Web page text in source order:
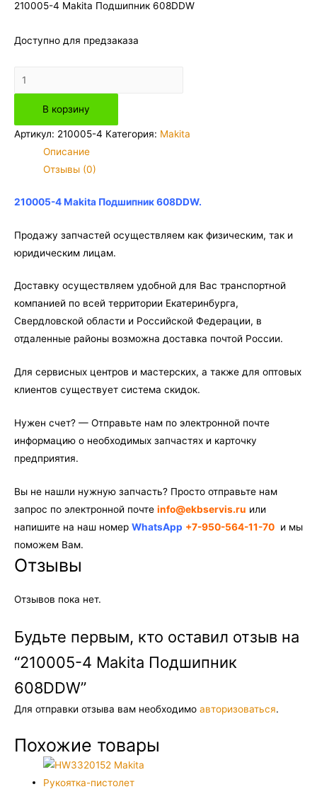
210005-4 Makita Подшипник 608DDW
Доступно для предзаказа
Количество
товара
210005-
4
В корзину
Артикул: 210005-4 Категория: Makita
Описание
Отзывы (0)
210005-4 Makita Подшипник 608DDW.
Продажу запчастей осуществляем как физическим, так и
юридическим лицам.
Доставку осуществляем удобной для Вас транспортной
компанией по всей территории Екатеринбурга,
Свердловской области и Российской Федерации, в
отдаленные районы возможна доставка почтой России.
Для сервисных центров и мастерских, а также для оптовых
клиентов существует система скидок.
Нужен счет? — Отправьте нам по электронной почте
информацию о необходимых запчастях и карточку
предприятия.
Вы не нашли нужную запчасть? Просто отправьте нам
запрос по электронной почте info@ekbservis.ru или
напишите на наш номер WhatsApp +7-950-564-11-70 и мы
поможем Вам.
Отзывы
Отзывов пока нет.
Будьте первым, кто оставил отзыв на
“210005-4 Makita Подшипник
608DDW”
Для отправки отзыва вам необходимо авторизоваться.
Похожие товары